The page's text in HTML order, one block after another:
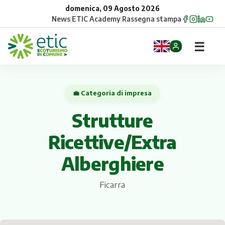
domenica, 09 Agosto 2026
News|ETIC Academy|Rassegna stampa
☰
💼 Categoria di impresa
Strutture
Ricettive/Extra
Alberghiere
Ficarra